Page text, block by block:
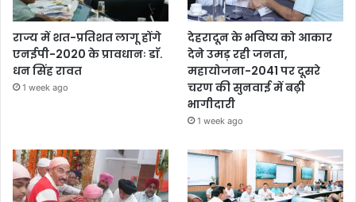
राज्य में शत-प्रतिशत लागू होंगे
एनईपी-2020 के प्रावधानः डाॅ.
धन सिंह रावत
1 week ago
देहरादून के भविष्य को आकार
देने उमड़ रही जनता,
महायोजना-2041 पर दूसरे
चरण की सुनवाई में बढ़ी
भागीदारी
1 week ago